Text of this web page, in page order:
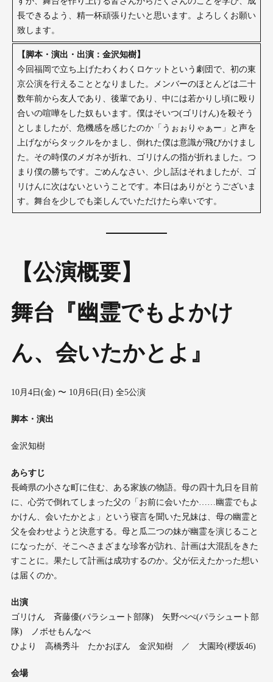
長できるよう、精一杯頑張りたいと思います。よろしくお願い
致します。
【脚本・演出・出演：金沢知樹】
今回福岡で立ち上げたわくわくロケットという劇団で、初の東
京公演を行えることとなりました。メンバーのほとんどは二十
数年前から友人であり、後輩であり、中には若かりし頃に殴り
合いの喧嘩をした奴もいます。僕はそいつ(ゴリけん)を殺そう
としましたが、危機感を感じたのか「うぉぉりゃぁー」と声を
上げながらタックルをかまし、倒れた僕は意識が飛びかけまし
た。その時僕のメガネが折れ、ゴリけんの指が折れました。つ
まり僕の勝ちです。ごめんなさい、少し話はそれましたが、ゴ
リけんに次はないということです。本日はありがとうございま
す。舞台を少しでも楽しんでいただけたら幸いです。
【公演概要】
舞台『幽霊でもよかけ
ん、会いたかとよ』
10月4日(金) 〜 10月6日(日) 全5公演
脚本・演出
金沢知樹
あらすじ
長崎県の小さな町に住む、ある家族の物語。母の四十九日を目前
に、心労で倒れてしまった父の「お前に会いたか……幽霊でもよ
かけん、会いたかとよ」という寝言を聞いた兄妹は、母の幽霊と
父を会わせようと決意する。母と瓜二つの妹が幽霊を演じること
になったが、そこへさまざまな珍客が訪れ、計画は大混乱をきた
すことに。果たして計画は成功するのか。父が伝えたかった想い
は届くのか。
出演
ゴリけん 斉藤優(パラシュート部隊) 矢野ぺぺ(パラシュート部
隊) ノボせもんなべ
ひより 高橋秀斗 たかおぽん 金沢知樹 ／ 大園玲(櫻坂46)
会場